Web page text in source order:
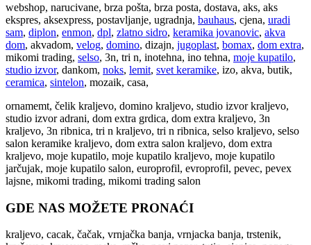
webshop, narucivane, brza pošta, brza posta, dostava, aks, aks
ekspres, aksexpress, postavljanje, ugradnja, bauhaus, cjena, uradi
sam, diplon, enmon, dpl, zlatno sidro, keramika jovanovic, akva
dom, akvadom, velog, domino, dizajn, jugoplast, bomax, dom extra,
mikomi trading, selso, 3n, tri n, inotehna, ino tehna, moje kupatilo,
studio izvor, dankom, noks, lemit, svet keramike, izo, akva, butik,
ceramica, sintelon, mozaik, casa,
ornamemt, čelik kraljevo, domino kraljevo, studio izvor kraljevo,
studio izvor adrani, dom extra grdica, dom extra kraljevo, 3n
kraljevo, 3n ribnica, tri n kraljevo, tri n ribnica, selso kraljevo, selso
salon keramike kraljevo, dom extra salon kraljevo, dom extra
kraljevo, moje kupatilo, moje kupatilo kraljevo, moje kupatilo
jarčujak, moje kupatilo salon, europrofil, evroprofil, pevec, pevex
lajsne, mikomi trading, mikomi trading salon
GDE NAS MOŽETE PRONAĆI
kraljevo, cacak, čačak, vrnjačka banja, vrnjacka banja, trstenik,